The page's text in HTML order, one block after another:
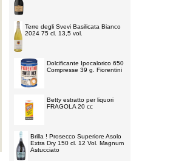
Terre degli Svevi Basilicata Bianco
2024 75 cl. 13,5 vol.
Dolcificante Ipocalorico 650
Compresse 39 g. Fiorentini
Betty estratto per liquori
FRAGOLA 20 cc
Brilla ! Prosecco Superiore Asolo
Extra Dry 150 cl. 12 Vol. Magnum
Astucciato